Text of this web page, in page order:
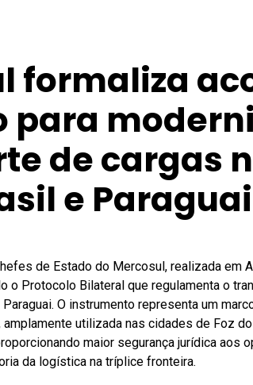
formaliza
para
de cargas
e Paraguai
de Estado do Mercosul, realizada em
o Protocolo Bilateral que regulamenta o
O instrumento representa um
utilizada nas cidades de Foz
maior segurança jurídica aos
da logística na tríplice fronteira.